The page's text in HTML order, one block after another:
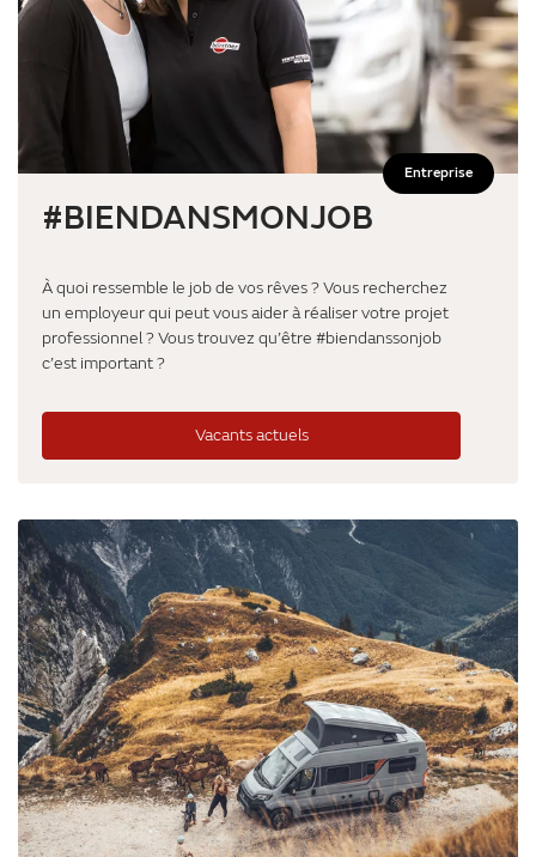
Entreprise
#BIENDANSMONJOB
À quoi ressemble le job de vos rêves ? Vous recherchez
un employeur qui peut vous aider à réaliser votre projet
professionnel ? Vous trouvez qu’être #biendanssonjob
c’est important ?
Vacants actuels